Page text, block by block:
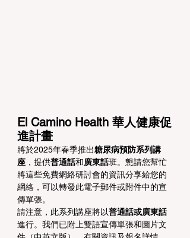
El Camino Health 華人健康促
進計畫
將於2025年春季推出糖尿病預防系列講
座 ，提供普通話和廣東話班。懇請您幫忙
將這些免費網絡研討會的資訊分享給您的
網絡，可以轉發此電子郵件或附件中的宣
傳單張。
請注意，此系列講座將以普通話或廣東話
進行。我們已附上雙語宣傳單張和圖片文